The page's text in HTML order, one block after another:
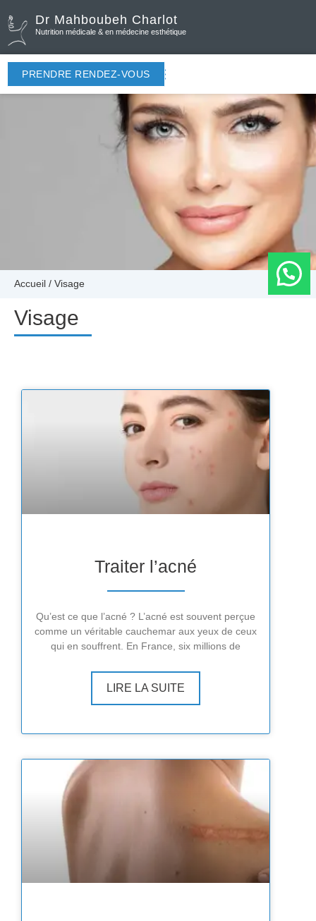
Dr Mahboubeh Charlot
Nutrition médicale & en médecine esthétique
PRENDRE RENDEZ-VOUS
Accueil / Visage
Visage
Traiter l’acné
Qu’est ce que l’acné ? L’acné est souvent perçue
comme un véritable cauchemar aux yeux de ceux
qui en souffrent. En France, six millions de
LIRE LA SUITE